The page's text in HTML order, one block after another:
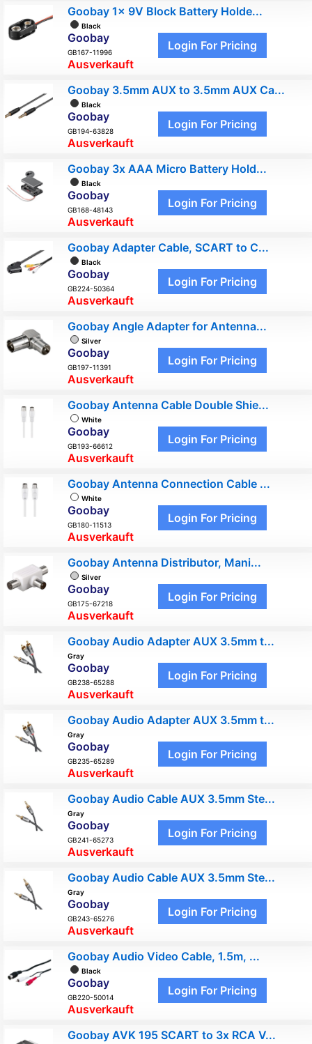
Goobay 1x 9V Block Battery Holde...
Black
Goobay
GB167-11996
Ausverkauft
Login For Pricing
Goobay 3.5mm AUX to 3.5mm AUX Ca...
Black
Goobay
GB194-63828
Ausverkauft
Login For Pricing
Goobay 3x AAA Micro Battery Hold...
Black
Goobay
GB168-48143
Ausverkauft
Login For Pricing
Goobay Adapter Cable, SCART to C...
Black
Goobay
GB224-50364
Ausverkauft
Login For Pricing
Goobay Angle Adapter for Antenna...
Silver
Goobay
GB197-11391
Ausverkauft
Login For Pricing
Goobay Antenna Cable Double Shie...
White
Goobay
GB193-66612
Ausverkauft
Login For Pricing
Goobay Antenna Connection Cable ...
White
Goobay
GB180-11513
Ausverkauft
Login For Pricing
Goobay Antenna Distributor, Mani...
Silver
Goobay
GB175-67218
Ausverkauft
Login For Pricing
Goobay Audio Adapter AUX 3.5mm t...
Gray
Goobay
GB238-65288
Ausverkauft
Login For Pricing
Goobay Audio Adapter AUX 3.5mm t...
Gray
Goobay
GB235-65289
Ausverkauft
Login For Pricing
Goobay Audio Cable AUX 3.5mm Ste...
Gray
Goobay
GB241-65273
Ausverkauft
Login For Pricing
Goobay Audio Cable AUX 3.5mm Ste...
Gray
Goobay
GB243-65276
Ausverkauft
Login For Pricing
Goobay Audio Video Cable, 1.5m, ...
Black
Goobay
GB220-50014
Ausverkauft
Login For Pricing
Goobay AVK 195 SCART to 3x RCA V...